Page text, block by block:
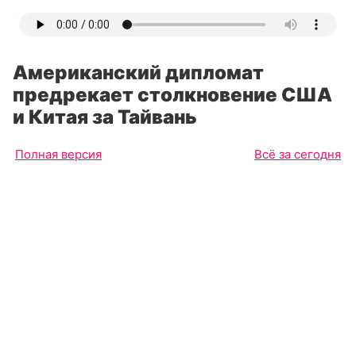
Американский дипломат
предрекает столкновение США
и Китая за Тайвань
Полная версия Всё за сегодня